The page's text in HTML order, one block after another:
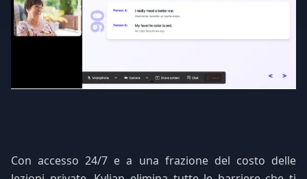
Con accesso 24/7 e a una frazione del costo delle